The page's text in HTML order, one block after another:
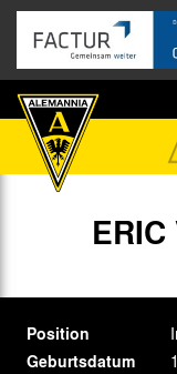
Position
Geburtsdatum